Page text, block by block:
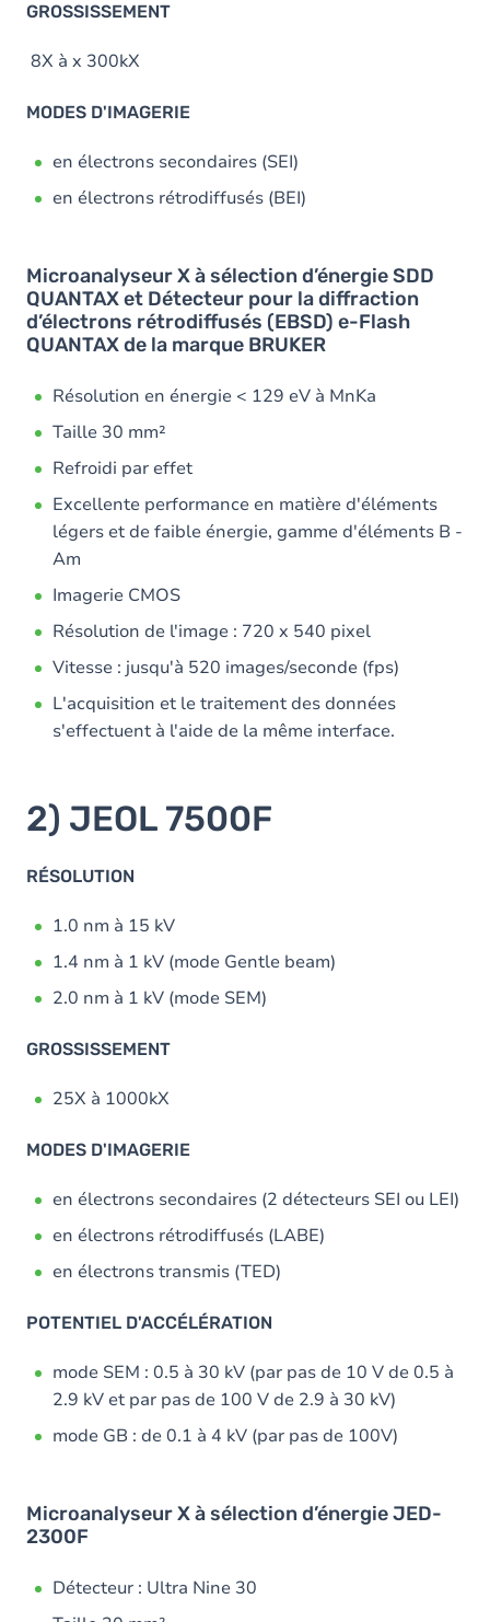
GROSSISSEMENT
8X à x 300kX
MODES D'IMAGERIE
en électrons secondaires (SEI)
en électrons rétrodiffusés (BEI)
Microanalyseur X à sélection d’énergie SDD
QUANTAX et Détecteur pour la diffraction
d’électrons rétrodiffusés (EBSD) e-Flash
QUANTAX de la marque BRUKER
Résolution en énergie < 129 eV à MnKa
Taille 30 mm²
Refroidi par effet
Excellente performance en matière d'éléments
légers et de faible énergie, gamme d'éléments B -
Am
Imagerie CMOS
Résolution de l'image : 720 x 540 pixel
Vitesse : jusqu'à 520 images/seconde (fps)
L'acquisition et le traitement des données
s'effectuent à l'aide de la même interface.
2) JEOL 7500F
RÉSOLUTION
1.0 nm à 15 kV
1.4 nm à 1 kV (mode Gentle beam)
2.0 nm à 1 kV (mode SEM)
GROSSISSEMENT
25X à 1000kX
MODES D'IMAGERIE
en électrons secondaires (2 détecteurs SEI ou LEI)
en électrons rétrodiffusés (LABE)
en électrons transmis (TED)
POTENTIEL D'ACCÉLÉRATION
mode SEM : 0.5 à 30 kV (par pas de 10 V de 0.5 à
2.9 kV et par pas de 100 V de 2.9 à 30 kV)
mode GB : de 0.1 à 4 kV (par pas de 100V)
Microanalyseur X à sélection d’énergie JED-
2300F
Détecteur : Ultra Nine 30